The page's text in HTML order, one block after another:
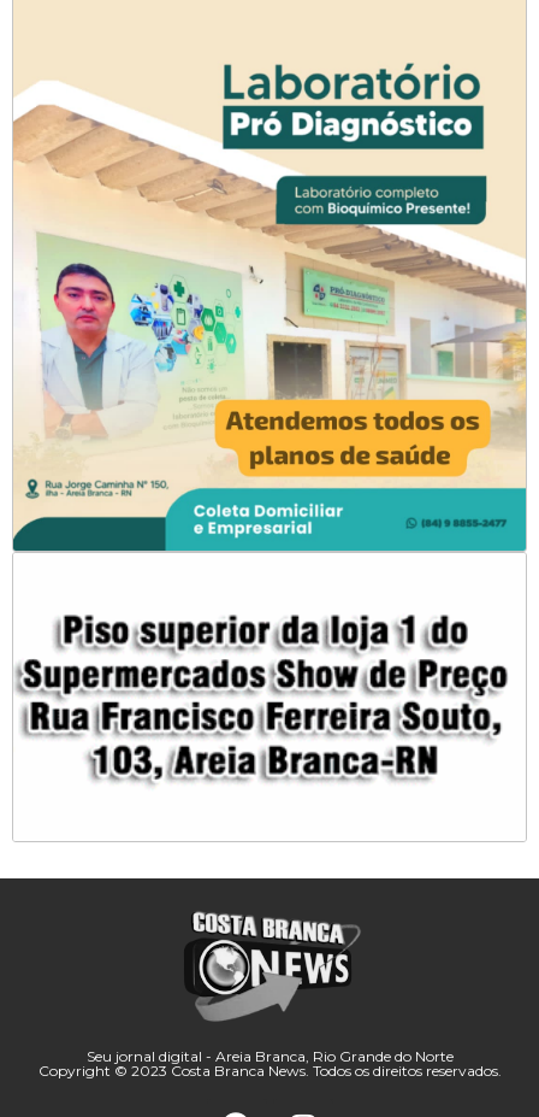
Seu jornal digital - Areia Branca, Rio Grande do Norte
Copyright © 2023 Costa Branca News. Todos os direitos reservados.